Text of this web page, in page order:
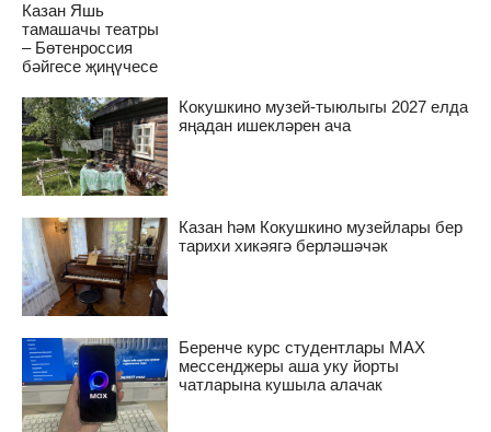
Казан Яшь
тамашачы театры
– Бөтенроссия
бәйгесе җиңүчесе
Кокушкино музей-тыюлыгы 2027 елда
яңадан ишекләрен ача
Казан һәм Кокушкино музейлары бер
тарихи хикәягә берләшәчәк
Беренче курс студентлары MAX
мессенджеры аша уку йорты
чатларына кушыла алачак